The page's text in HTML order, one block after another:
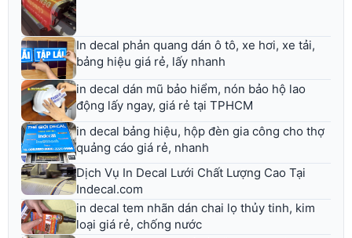
In decal phản quang dán ô tô, xe hơi, xe tải,
bảng hiệu giá rẻ, lấy nhanh
in decal dán mũ bảo hiểm, nón bảo hộ lao
động lấy ngay, giá rẻ tại TPHCM
in decal bảng hiệu, hộp đèn gia công cho thợ
quảng cáo giá rẻ, nhanh
Dịch Vụ In Decal Lưới Chất Lượng Cao Tại
Indecal.com
in decal tem nhãn dán chai lọ thủy tinh, kim
loại giá rẻ, chống nước